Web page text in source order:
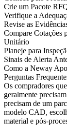
Crie um Pacote
Verifique a
Revise as
Compare Cotações
Unitário
Planeje para
Sinais de Alerta
Como a Neway
Perguntas
Os compradores
geralmente
precisam de um
modelo CAD,
material e pós-